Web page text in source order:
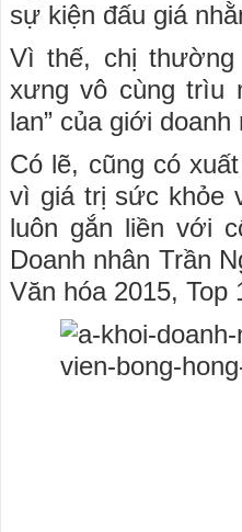
sự kiện đấu giá
Vì thế, chị thường
xưng vô cùng trìu
lan” của giới doanh
Có lẽ, cũng có
vì giá trị sức khỏe
luôn gắn liền với
Doanh nhân Trần
Văn hóa 2015,